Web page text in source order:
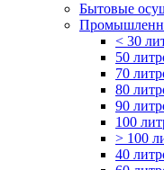
Бытовые
< 30
50
70
80
90
100
> 100
40